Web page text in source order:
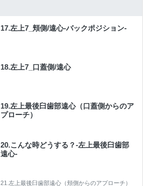
17.左上7_頬側/遠心-バックポジション-
18.左上7_口蓋側/遠心
19.左上最後臼歯部遠心（口蓋側からのア
プローチ）
20.こんな時どうする？-左上最後臼歯部
遠心-
21.左上最後臼歯部遠心（頬側からのアプローチ）